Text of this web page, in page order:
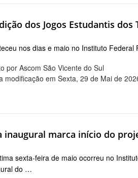
dos Jogos Estudantis
nos dias e maio no Instituto
por Ascom São Vicente do Sul
modificação em Sexta, 29 de Mai de
inaugural marca início do
sexta-feira de maio ocorreu no
do …